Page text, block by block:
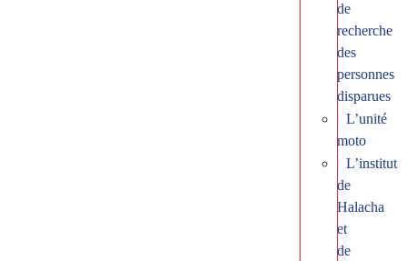
de
recherche
des
personnes
disparues
L’unité
moto
L’institut
de
Halacha
et
de